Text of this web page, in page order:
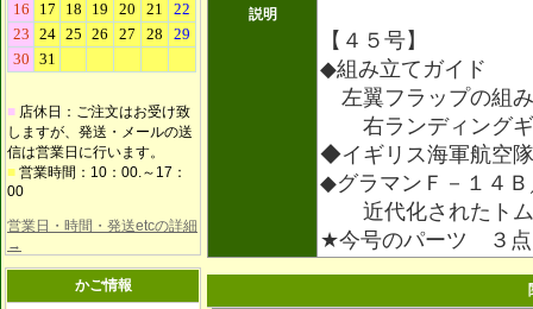
■ 店休日：ご注文はお受け致
しますが、発送・メールの送
信は営業日に行います。
■ 営業時間：10：00.～17：
00
営業日・時間・発送etcの詳細
→
かご情報
説明
【４５号】
◆組み立てガイド
左翼フラップの組
右ランディングギ
◆イギリス海軍航空
◆グラマンＦ－１４
近代化されたトム
★今号のパーツ ３